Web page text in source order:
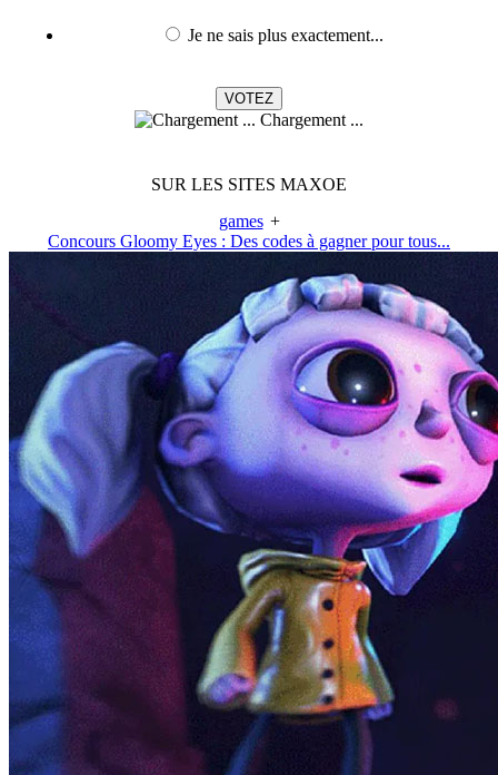
Je ne sais plus exactement...
Chargement ...
SUR LES SITES MAXOE
games +
Concours Gloomy Eyes : Des codes à gagner pour tous...